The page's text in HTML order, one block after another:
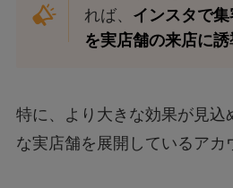
れば、 インスタで
を実店舗の来店に誘
特に、より大きな効果が見込
な実店舗を展開しているアカ